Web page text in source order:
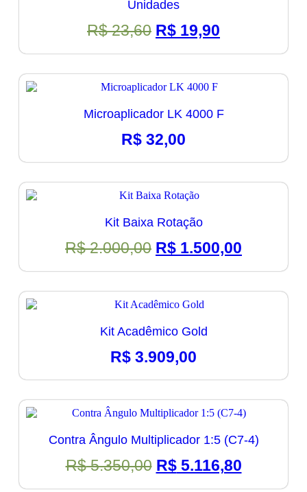
Unidades
R$23,60 O
era:
R$ 23,60.
R$ 19,90
é:
Microaplicador LK 4000 F
R$ 32,00
Kit Baixa Rotação
R$2.000,00 O
era:
R$ 2.000,00.
R$ 1.500,00
é:
Kit Acadêmico Gold
R$ 3.909,00
Contra Ângulo Multiplicador 1:5 (C7-4)
R$5.350,00 O
R$5.116,80O